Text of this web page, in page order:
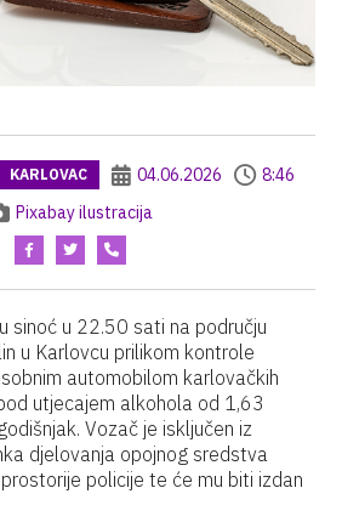
KARLOVAC 04.06.2026
8:46
Pixabay ilustracija
sinoć u 22.50 sati na području
u Karlovcu prilikom kontrole
automobilom karlovačkih
utjecajem alkohola od 1,63
Vozač je isključen iz
djelovanja opojnog sredstva
policije te će mu biti izdan